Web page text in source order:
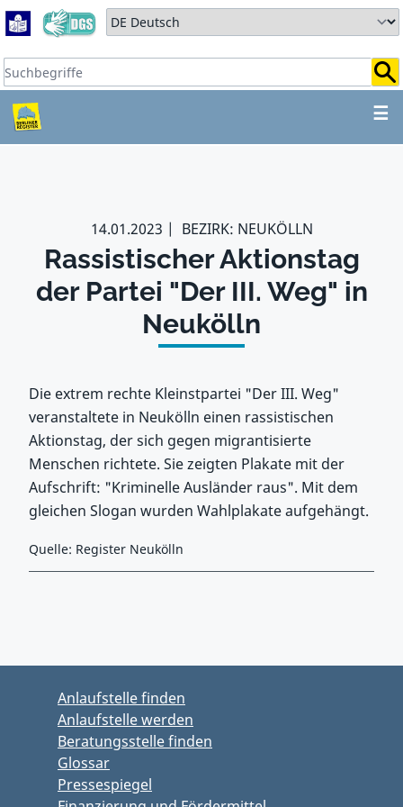
Zum Hauptbereich springen
Zum Hauptmenü springen
Sprache auswählen:
Suchbegriffe:
☰
ZUM HAUPTBEREICH
14.01.2023 BEZIRK: NEUKÖLLN
Rassistischer Aktionstag
der Partei "Der III. Weg" in
Neukölln
Die extrem rechte Kleinstpartei "Der III. Weg"
veranstaltete in Neukölln einen rassistischen
Aktionstag, der sich gegen migrantisierte
Menschen richtete. Sie zeigten Plakate mit der
Aufschrift: "Kriminelle Ausländer raus". Mit dem
gleichen Slogan wurden Wahlplakate aufgehängt.
Quelle: Register Neukölln
Anlaufstelle finden
Anlaufstelle werden
Beratungsstelle finden
Glossar
Pressespiegel